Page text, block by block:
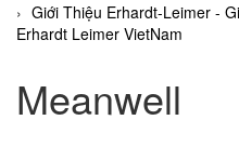
Giới Thiệu Erhardt-Leimer -
Erhardt Leimer VietNam
Meanwell